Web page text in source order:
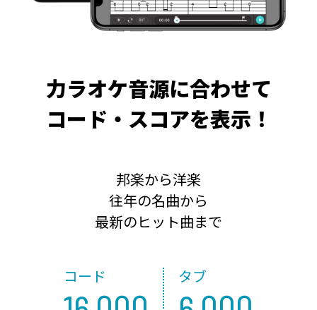
力ラオケ音源に合わせて
コード・スコアを表示！
邦楽から洋楽
往年の名曲から
最新のヒット曲まで
コード タブ